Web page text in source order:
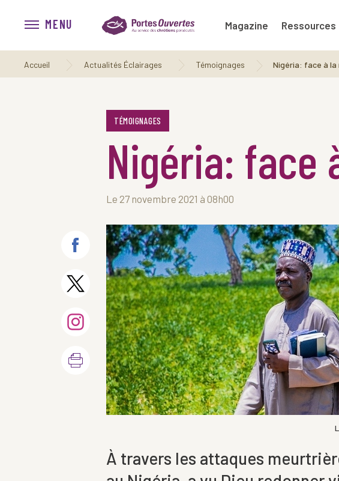
MENU Magazine Ressources
Accueil Actualités Éclairages Témoignages Nigéria: face à
TÉMOIGNAGES
Nigéria: face
Le 27 novembre 2021 à 08h00
À travers les attaques